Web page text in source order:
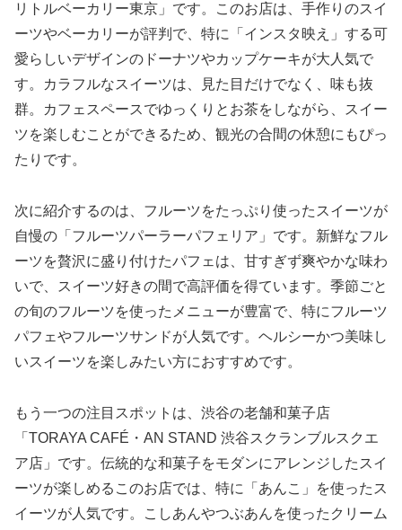
リトルベーカリー東京」です。このお店は、手作りのスイ
ーツやベーカリーが評判で、特に「インスタ映え」する可
愛らしいデザインのドーナツやカップケーキが大人気で
す。カラフルなスイーツは、見た目だけでなく、味も抜
群。カフェスペースでゆっくりとお茶をしながら、スイー
ツを楽しむことができるため、観光の合間の休憩にもぴっ
たりです。
次に紹介するのは、フルーツをたっぷり使ったスイーツが
自慢の「フルーツパーラーパフェリア」です。新鮮なフル
ーツを贅沢に盛り付けたパフェは、甘すぎず爽やかな味わ
いで、スイーツ好きの間で高評価を得ています。季節ごと
の旬のフルーツを使ったメニューが豊富で、特にフルーツ
パフェやフルーツサンドが人気です。ヘルシーかつ美味し
いスイーツを楽しみたい方におすすめです。
もう一つの注目スポットは、渋谷の老舗和菓子店
「TORAYA CAFÉ・AN STAND 渋谷スクランブルスクエ
ア店」です。伝統的な和菓子をモダンにアレンジしたスイ
ーツが楽しめるこのお店では、特に「あんこ」を使ったス
イーツが人気です。こしあんやつぶあんを使ったクリーム